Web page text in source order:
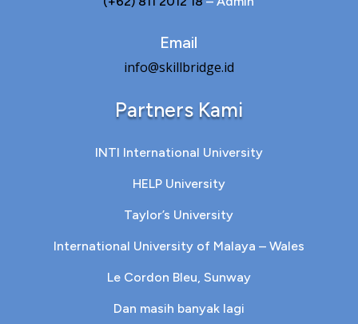
Email
info@skillbridge.id
Partners Kami
INTI International University
HELP University
Taylor’s University
International University of Malaya – Wales
Le Cordon Bleu, Sunway
Dan masih banyak lagi